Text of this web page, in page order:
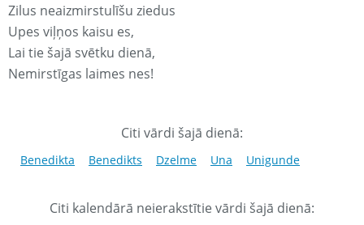
Zilus neaizmirstulīšu ziedus
Upes viļņos kaisu es,
Lai tie šajā svētku dienā,
Nemirstīgas laimes nes!
Citi vārdi šajā dienā:
Benedikta Benedikts Dzelme Una Unigunde
Citi kalendārā neierakstītie vārdi šajā dienā: